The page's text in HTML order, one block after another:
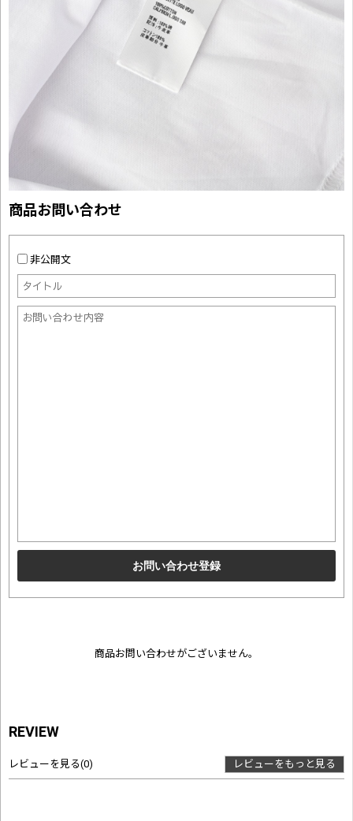
商品お問い合わせ
非公開文
商品お問い合わせがございません。
REVIEW
レビューを見る(0) レビューをもっと見る